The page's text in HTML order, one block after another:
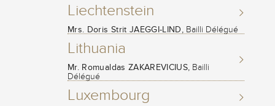
Liechtenstein
Mrs. Doris Strit JAEGGI-LIND, Bailli Délégué
Lithuania
Mr. Romualdas ZAKAREVICIUS, Bailli
Délégué
Luxembourg